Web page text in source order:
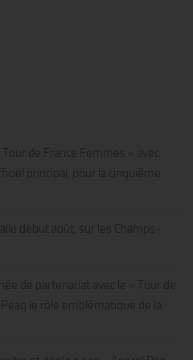
de France Femmes » avec
principal, pour la cinquième
début août, sur les Champs-
de partenariat avec le « Tour de
le rôle emblématique de la